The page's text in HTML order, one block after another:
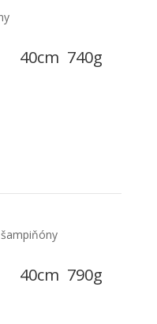
40cm 740g
40cm 790g